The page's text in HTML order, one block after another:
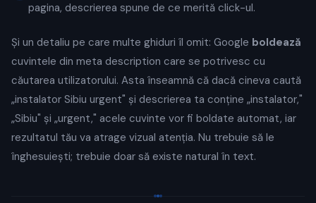
pagina, descrierea spune de ce merită click-ul.
Și un detaliu pe care multe ghiduri îl omit: Google boldează
cuvintele din meta description care se potrivesc cu
căutarea utilizatorului. Asta înseamnă că dacă cineva caută
„instalator Sibiu urgent" și descrierea ta conține „instalator,"
„Sibiu" și „urgent," acele cuvinte vor fi boldate automat, iar
rezultatul tău va atrage vizual atenția. Nu trebuie să le
înghesuiești; trebuie doar să existe natural în text.